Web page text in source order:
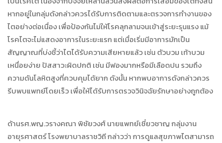
หากอยู่ในกลุ่มดังกล่าวควรได้รับการติดตามและตรวจการทำงานของ
ไตอย่างต่อเนื่อง เพื่อป้องกันไม่ให้โรคลุกลามจนเข้าสู่ระยะรุนแรง แม้
โรคไตจะไม่แสดงอาการในระยะแรก แต่เมื่อเริ่มมีอาการมักเป็น
สัญญาณที่บ่งชี้ว่าไตได้รับความเสียหายแล้ว เช่น ตัวบวม เท้าบวม
เหนื่อยง่าย ปัสสาวะผิดปกติ เช่น มีฟองมากหรือมีเลือดปน รวมถึง
ความดันโลหิตสูงที่ควบคุมได้ยาก ดังนั้น หากพบอาการดังกล่าวควร
รีบพบแพทย์โดยเร็ว เพื่อให้ได้รับการตรวจวินิจฉัยรักษาอย่างถูกต้อง
ด้านรศ.พญ.วรางคณา พิชัยวงศ์ นายแพทย์เชี่ยวชาญ กลุ่มงาน
อายุรศาสตร์ โรงพยาบาลราชวิถี กล่าวว่า การดูแลสุขภาพไตสามารถ